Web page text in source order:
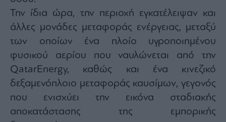
by
reCAPTCHA
and
the
Privacy
and
Terms
of
Service
Την ίδια ώρα, την περιοχή εγκατέλειψαν και
άλλες μονάδες μεταφοράς ενέργειας, μεταξύ
των οποίων ένα πλοίο υγροποιημένου
φυσικού αερίου που ναυλώνεται από την
QatarEnergy, καθώς και ένα κινεζικό
δεξαμενόπλοιο μεταφοράς καυσίμων, γεγονός
που ενισχύει την εικόνα σταδιακής
αποκατάστασης της εμπορικής